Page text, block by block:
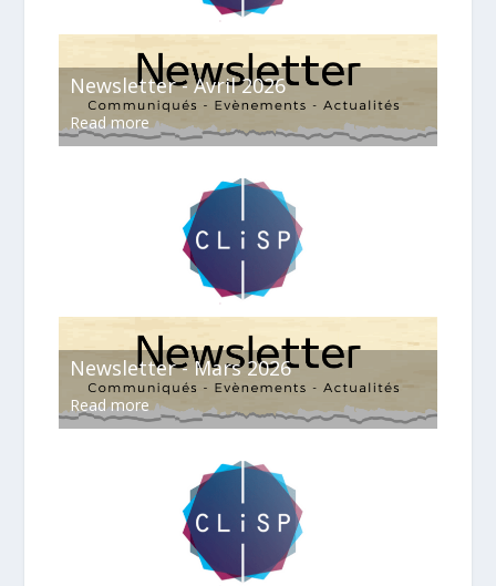
Newsletter - Avril 2026
Read more
Newsletter - Mars 2026
Read more